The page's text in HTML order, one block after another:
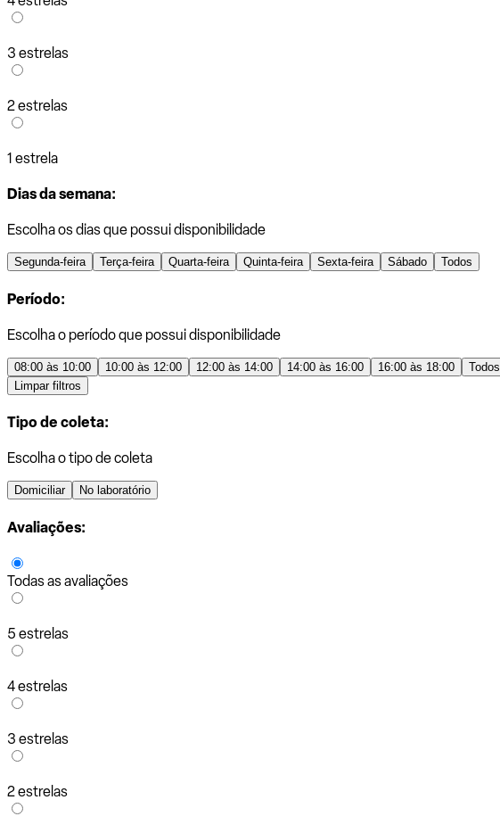
3 estrelas
2 estrelas
1 estrela
Dias da semana:
Escolha os dias que possui disponibilidade
Segunda-feira Terça-feira Quarta-feira Quinta-feira Sexta-feira Sábado Todos
Período:
Escolha o período que possui disponibilidade
08:00 às 10:00 10:00 às 12:00 12:00 às 14:00 14:00 às 16:00 16:00 às 18:00
Todos
Limpar filtros
Tipo de coleta:
Escolha o tipo de coleta
Domiciliar No laboratório
Avaliações:
Todas as avaliações
5 estrelas
4 estrelas
3 estrelas
2 estrelas